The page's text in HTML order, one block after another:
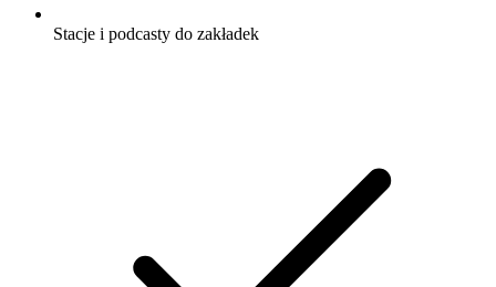
Stacje i podcasty do zakładek